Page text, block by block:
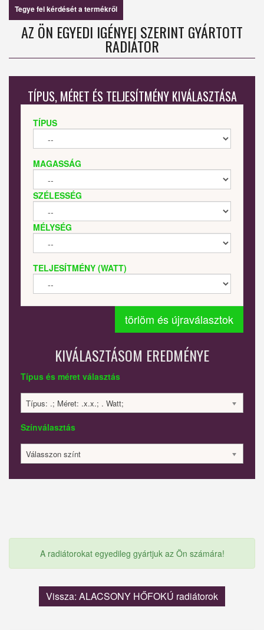
Tegye fel kérdését a termékről
AZ ÖN EGYEDI IGÉNYEI SZERINT GYÁRTOTT
RADIÁTOR
TÍPUS, MÉRET ÉS TELJESÍTMÉNY KIVÁLASZTÁSA
TÍPUS
MAGASSÁG
SZÉLESSÉG
MÉLYSÉG
TELJESÍTMÉNY (WATT)
törlöm és újraválasztok
KIVÁLASZTÁSOM EREDMÉNYE
Típus és méret választás
Típus: .; Méret: .x.x.; . Watt;
Színválasztás
Válasszon színt
A radiátorokat egyedileg gyártjuk az Ön számára!
Vissza: ALACSONY HŐFOKÚ radiátorok